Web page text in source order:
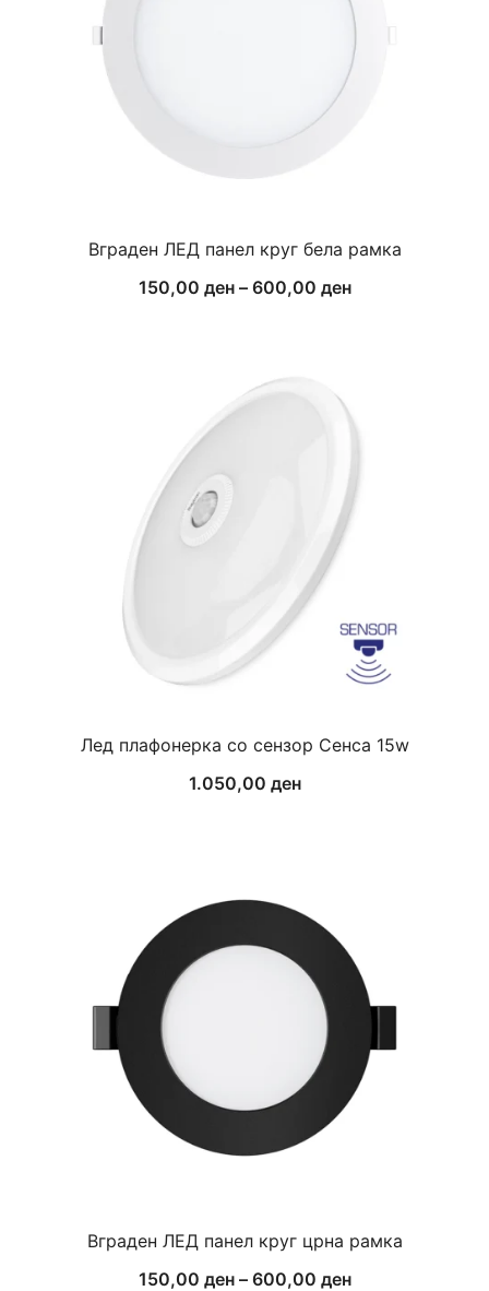
Вграден ЛЕД панел круг бела рамка
150,00 ден – 600,00 денPrice
Лед плафонерка со сензор Сенса 15w
1.050,00 ден
Вграден ЛЕД панел круг црна рамка
150,00 ден – 600,00 денPrice